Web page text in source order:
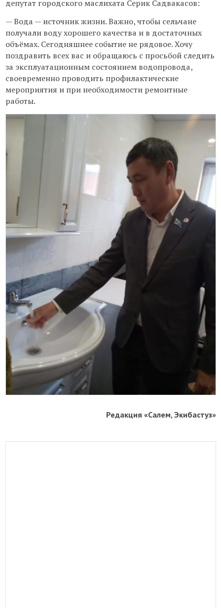
депутат городского маслихата Серик Садвакасов:
— Вода — источник жизни. Важно, чтобы сельчане
получали воду хорошего качества и в достаточных
объёмах. Сегодняшнее событие не рядовое. Хочу
поздравить всех вас и обращаюсь с просьбой следить
за эксплуатационным состоянием водопровода,
своевременно проводить профилактические
мероприятия и при необходимости ремонтные
работы.
Редакция «Салем, Экибастуз»